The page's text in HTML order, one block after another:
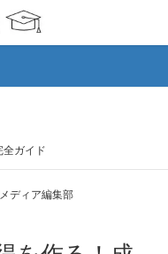
全ガイド
ディア編集部